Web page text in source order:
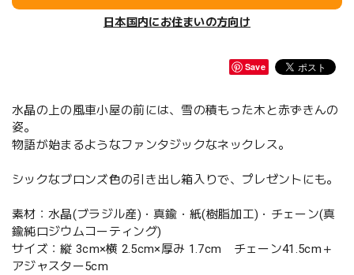
日本国内にお住まいの方向け
Save
水晶の上の風車小屋の前には、雪の積もった木と赤ずきんの
姿。
物語が始まるようなファンタジックなネックレス。
シックなブロンズ色の引き出し箱入りで、プレゼントにも。
素材：水晶(ブラジル産)・真鍮・紙(樹脂加工)・チェーン(真
鍮純ロジウムコーティング)
サイズ：縦 3cm×横 2.5cm×厚み 1.7cm チェーン41.5cm＋
アジャスター5cm